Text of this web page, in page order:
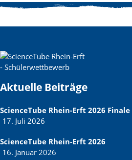
Aktuelle Beiträge
ScienceTube Rhein-Erft 2026 Finale
17. Juli 2026
ScienceTube Rhein-Erft 2026
16. Januar 2026